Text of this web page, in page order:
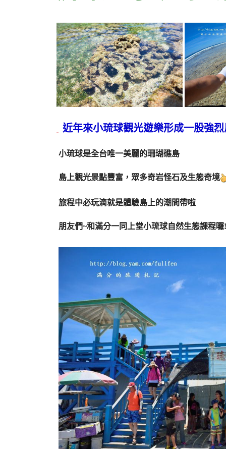
近年來小琉球觀光遊樂形成一股強
小琉球是全台唯一美麗的珊瑚礁島
島上觀光景點豐富，眾多奇岩怪石及生態奇境
旅程中必玩滴就是體驗島上的潮間帶啦
朋友們~和滿分一同上堂小琉球自然生態課程囉